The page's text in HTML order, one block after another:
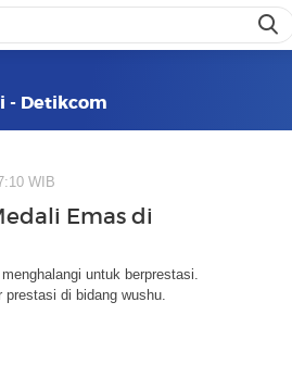
- Detikcom
WIB
Emas di
untuk berprestasi.
prestasi di bidang wushu.